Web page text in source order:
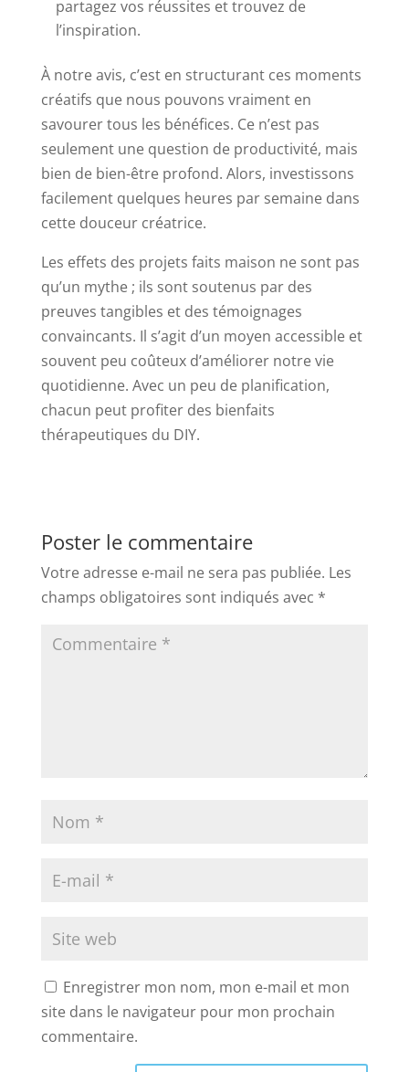
partagez vos réussites et trouvez de
l’inspiration.
À notre avis, c’est en structurant ces moments
créatifs que nous pouvons vraiment en
savourer tous les bénéfices. Ce n’est pas
seulement une question de productivité, mais
bien de bien-être profond. Alors, investissons
facilement quelques heures par semaine dans
cette douceur créatrice.
Les effets des projets faits maison ne sont pas
qu’un mythe ; ils sont soutenus par des
preuves tangibles et des témoignages
convaincants. Il s’agit d’un moyen accessible et
souvent peu coûteux d’améliorer notre vie
quotidienne. Avec un peu de planification,
chacun peut profiter des bienfaits
thérapeutiques du DIY.
Poster le commentaire
Votre adresse e-mail ne sera pas publiée. Les
champs obligatoires sont indiqués avec *
Enregistrer mon nom, mon e-mail et mon
site dans le navigateur pour mon prochain
commentaire.